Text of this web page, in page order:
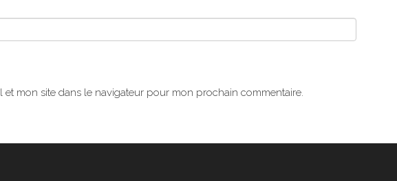
et mon site dans le navigateur pour mon prochain commentaire.